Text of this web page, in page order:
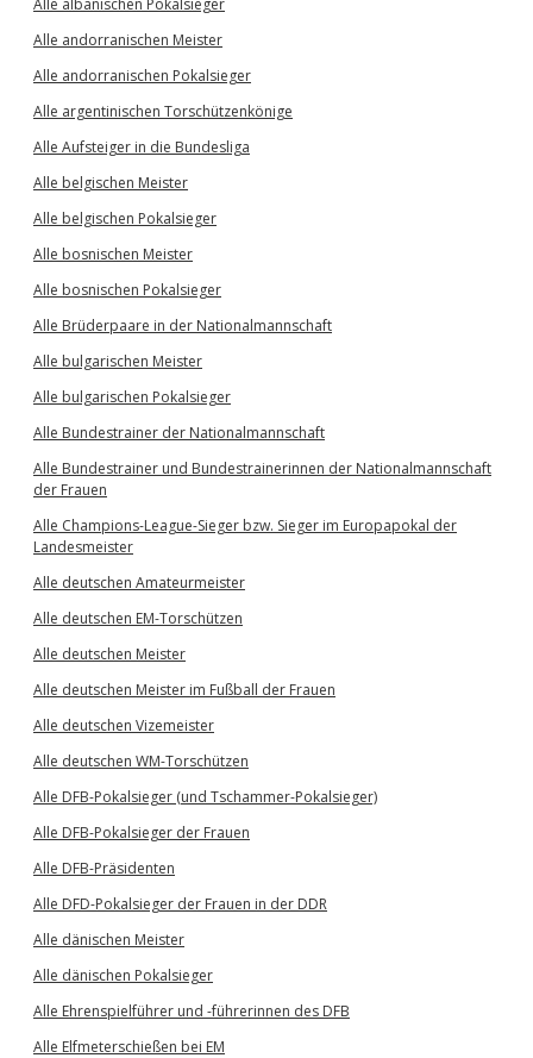
Alle albanischen Pokalsieger
Alle andorranischen Meister
Alle andorranischen Pokalsieger
Alle argentinischen Torschützenkönige
Alle Aufsteiger in die Bundesliga
Alle belgischen Meister
Alle belgischen Pokalsieger
Alle bosnischen Meister
Alle bosnischen Pokalsieger
Alle Brüderpaare in der Nationalmannschaft
Alle bulgarischen Meister
Alle bulgarischen Pokalsieger
Alle Bundestrainer der Nationalmannschaft
Alle Bundestrainer und Bundestrainerinnen der Nationalmannschaft
der Frauen
Alle Champions-League-Sieger bzw. Sieger im Europapokal der
Landesmeister
Alle deutschen Amateurmeister
Alle deutschen EM-Torschützen
Alle deutschen Meister
Alle deutschen Meister im Fußball der Frauen
Alle deutschen Vizemeister
Alle deutschen WM-Torschützen
Alle DFB-Pokalsieger (und Tschammer-Pokalsieger)
Alle DFB-Pokalsieger der Frauen
Alle DFB-Präsidenten
Alle DFD-Pokalsieger der Frauen in der DDR
Alle dänischen Meister
Alle dänischen Pokalsieger
Alle Ehrenspielführer und -führerinnen des DFB
Alle Elfmeterschießen bei EM